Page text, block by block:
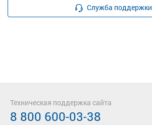
Служба поддержки
Техническая поддержка сайта
8 800 600-03-38